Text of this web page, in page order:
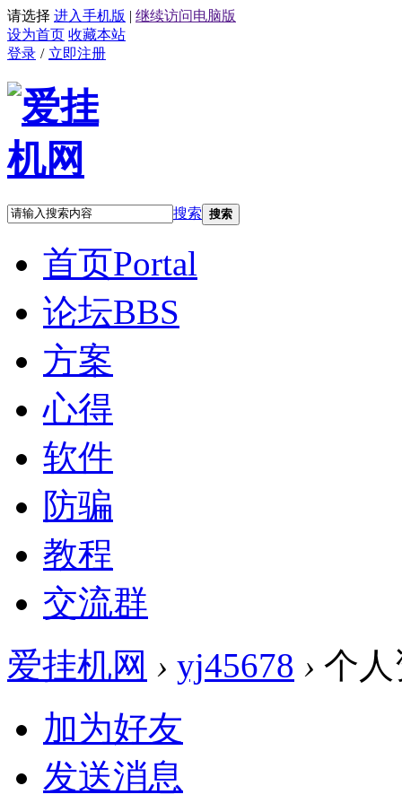
请选择 进入手机版 | 继续访问电脑版
设为首页 收藏本站
登录 / 立即注册
搜索 搜索
首页Portal
论坛BBS
方案
心得
软件
防骗
教程
交流群
爱挂机网 › yj45678 › 个
加为好友
发送消息